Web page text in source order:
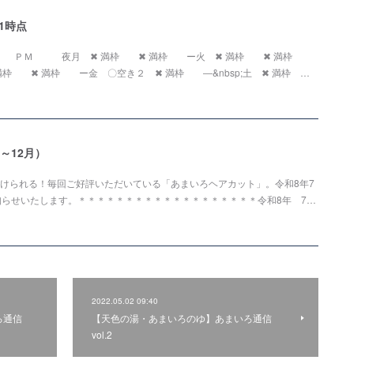
点
Ｍ ＰＭ 夜月 ✖ 満枠 ✖ 満枠 ー火 ✖ 満枠 ✖ 満枠
枠 ✖ 満枠 ー金 〇空き２ ✖ 満枠 ―&nbsp;土 ✖ 満枠 …
12月）
られる！毎回ご好評いただいている「あまいろヘアカット」。令和8年7
せいたします。＊＊＊＊＊＊＊＊＊＊＊＊＊＊＊＊＊＊＊令和8年 7…
通信
2022.05.02 09:40
【天色の湯・あまいろのゆ】あまいろ通信
vol.2